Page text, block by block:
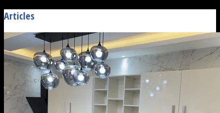
Articles